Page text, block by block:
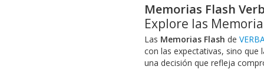
Memorias Flash
Explore las
Las Memorias Flash de
con las expectativas, sino que
una decisión que refleja